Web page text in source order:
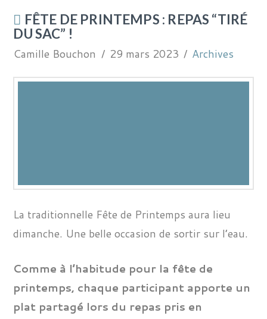
FÊTE DE PRINTEMPS : REPAS “TIRÉ
DU SAC” !
Camille Bouchon 29 mars 2023 Archives
La traditionnelle Fête de Printemps aura lieu
dimanche. Une belle occasion de sortir sur l’eau.
Comme à l’habitude pour la fête de
printemps, chaque participant apporte un
plat partagé lors du repas pris en